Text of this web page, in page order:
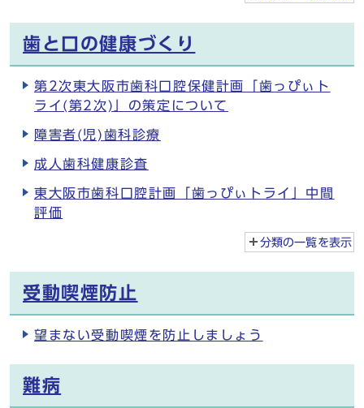
歯と口の健康づくり
第2次東大阪市歯科口腔保健計画「歯っぴぃト
ライ(第2次)」の策定について
障害者(児)歯科診療
成人歯科健康診査
東大阪市歯科口腔計画「歯っぴぃトライ」中間
評価
分類の一覧を表示
受動喫煙防止
望まない受動喫煙を防止しましょう
難病